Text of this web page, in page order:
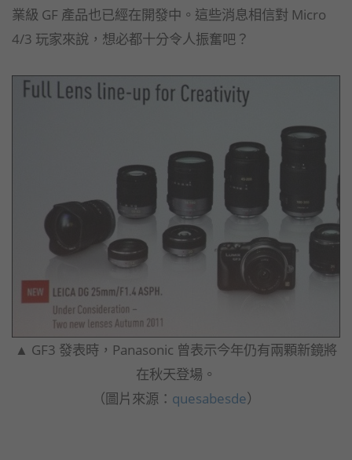
業級 GF 產品也已經在開發中。這些消息相信對 Micro
4/3 玩家來說，想必都十分令人振奮吧？
▲ GF3 發表時，Panasonic 曾表示今年仍有兩顆新鏡將
在秋天登場。
（圖片來源： quesabesde）